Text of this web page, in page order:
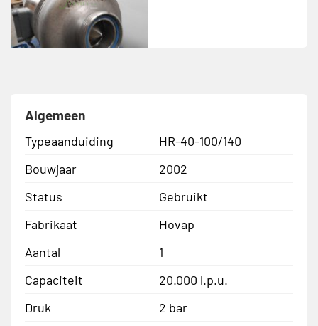
Algemeen
Typeaanduiding
HR-40-100/140
Bouwjaar
2002
Status
Gebruikt
Fabrikaat
Hovap
Aantal
1
Capaciteit
20.000 l.p.u.
Druk
2 bar